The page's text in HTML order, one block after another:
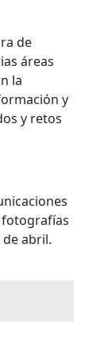
de
áreas
la
y
y retos
fotografías
abril.